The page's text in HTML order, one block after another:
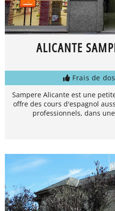
ALICANTE
Frais de
Sampere Alicante est une
offre des cours d'espagnol
professionnels, dans